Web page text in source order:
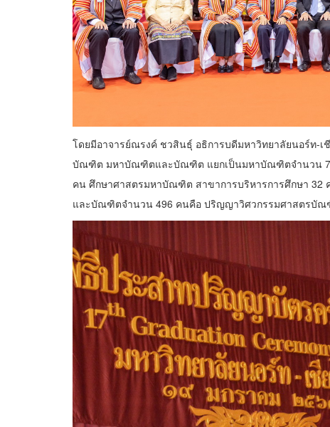
โดยมีอาจารย์ณรงค์ ชวสินธุ์ อธิการบดีมหาวิทยาลัยนอร์ท-
บัณฑิต มหาบัณฑิตและบัณฑิต แยกเป็นมหาบัณฑิตจำนวน
คน ศึกษาศาสตรมหาบัณฑิต สาขาการบริหารการศึกษา
และบัณฑิตจำนวน 496 คนคือ ปริญญาวิศวกรรมศาสตรบัณ